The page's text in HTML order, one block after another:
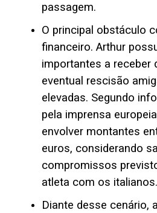
passagem.
O principal obstáculo
financeiro. Arthur
importantes a receber
eventual rescisão
elevadas. Segundo
pela imprensa
envolver montantes
euros, considerando
compromissos
atleta com os italianos.
Diante desse cenário,